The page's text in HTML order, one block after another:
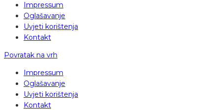
Impressum
Oglašavanje
Uvjeti korištenja
Kontakt
Povratak na vrh
Impressum
Oglašavanje
Uvjeti korištenja
Kontakt